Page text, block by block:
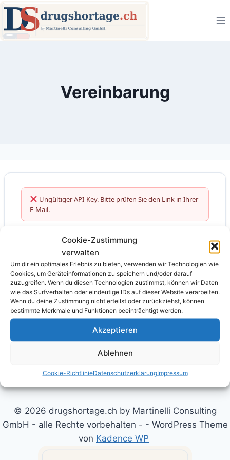
Cookie-Zustimmung
verwalten
Um dir ein optimales Erlebnis zu bieten, verwenden wir Technologien wie
Cookies, um Geräteinformationen zu speichern und/oder darauf
zuzugreifen. Wenn du diesen Technologien zustimmst, können wir Daten
wie das Surfverhalten oder eindeutige IDs auf dieser Website verarbeiten.
Wenn du deine Zustimmung nicht erteilst oder zurückziehst, können
bestimmte Merkmale und Funktionen beeinträchtigt werden.
Akzeptieren
Ablehnen
Cookie-RichtlinieDatenschutzerklärungImpressum
Zum
Inhalt
springen
Vereinbarung
Ungültiger API-Key. Bitte prüfen Sie den Link in Ihrer
E-Mail.
Datenschutzerklärung
Cookie-Richtlinie (EU)
Kontakt
Legal Disclaimer Nutzungsbedingungen
© 2026 drugshortage.ch by Martinelli Consulting
GmbH - alle Rechte vorbehalten - - WordPress Theme
von Kadence WP